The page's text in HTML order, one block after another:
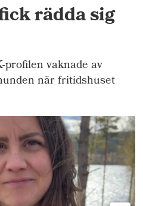
rädda sig
vaknade av
när fritidshuset